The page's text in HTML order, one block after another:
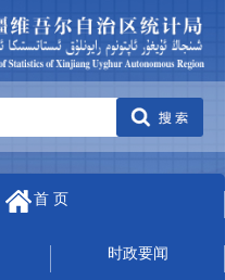
首 页
时政要闻